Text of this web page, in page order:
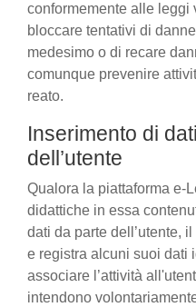
conformemente alle leggi
bloccare tentativi di
medesimo o di recare
comunque prevenire
reato.
Inserimento di
dell’utente
Qualora la piattaforma e-
didattiche in essa
dati da parte dell’utente,
e registra alcuni suoi dati
associare l’attività
intendono